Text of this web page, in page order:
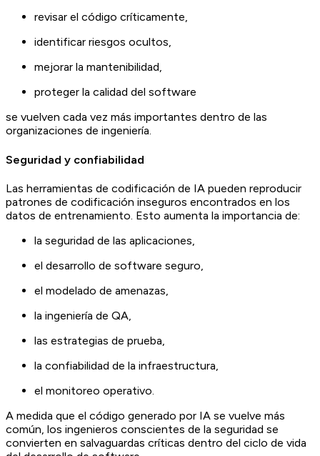
revisar el código críticamente,
identificar riesgos ocultos,
mejorar la mantenibilidad,
proteger la calidad del software
se vuelven cada vez más importantes dentro de las
organizaciones de ingeniería.
Seguridad y confiabilidad
Las herramientas de codificación de IA pueden reproducir
patrones de codificación inseguros encontrados en los
datos de entrenamiento. Esto aumenta la importancia de:
la seguridad de las aplicaciones,
el desarrollo de software seguro,
el modelado de amenazas,
la ingeniería de QA,
las estrategias de prueba,
la confiabilidad de la infraestructura,
el monitoreo operativo.
A medida que el código generado por IA se vuelve más
común, los ingenieros conscientes de la seguridad se
convierten en salvaguardas críticas dentro del ciclo de vida